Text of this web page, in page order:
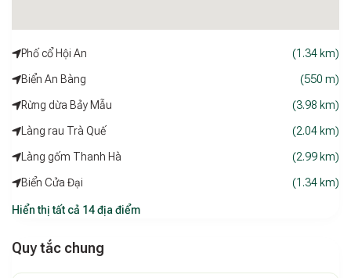
Phố cổ Hội An (1.34 km)
Biển An Bàng (550 m)
Rừng dừa Bảy Mẫu (3.98 km)
Làng rau Trà Quế (2.04 km)
Làng gốm Thanh Hà (2.99 km)
Biển Cửa Đại (1.34 km)
Hiển thị tất cả 14 địa điểm
Quy tắc chung